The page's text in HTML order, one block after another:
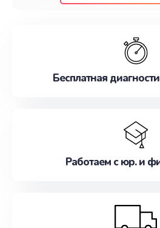
наилучшим образом. Не
Бесплатная
Работаем с юр. и